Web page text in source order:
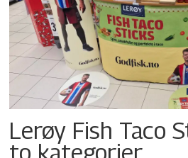
Lerøy Fish Taco
to kategorier